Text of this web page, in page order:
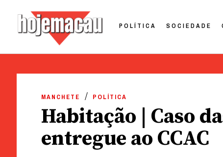
POLÍTICA SOCIEDADE
MANCHETE POLÍTICA
Habitação | Caso
entregue ao CCAC